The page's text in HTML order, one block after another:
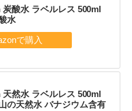
酸水 ラベルレス 500ml
水
然水 ラベルレス 500ml
の天然水 バナジウム含有